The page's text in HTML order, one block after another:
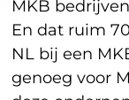
MKB
En dat ruim
NL bij een
genoeg voor